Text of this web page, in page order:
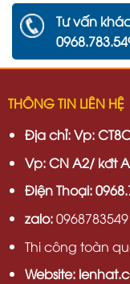
Tư vấn
THÔNG TIN LIÊN HỆ
Địa chỉ: Vp:
Vp: CN A2/ kđt
Điện Thoại:
zalo:0968783549
Thi công toàn
Website: